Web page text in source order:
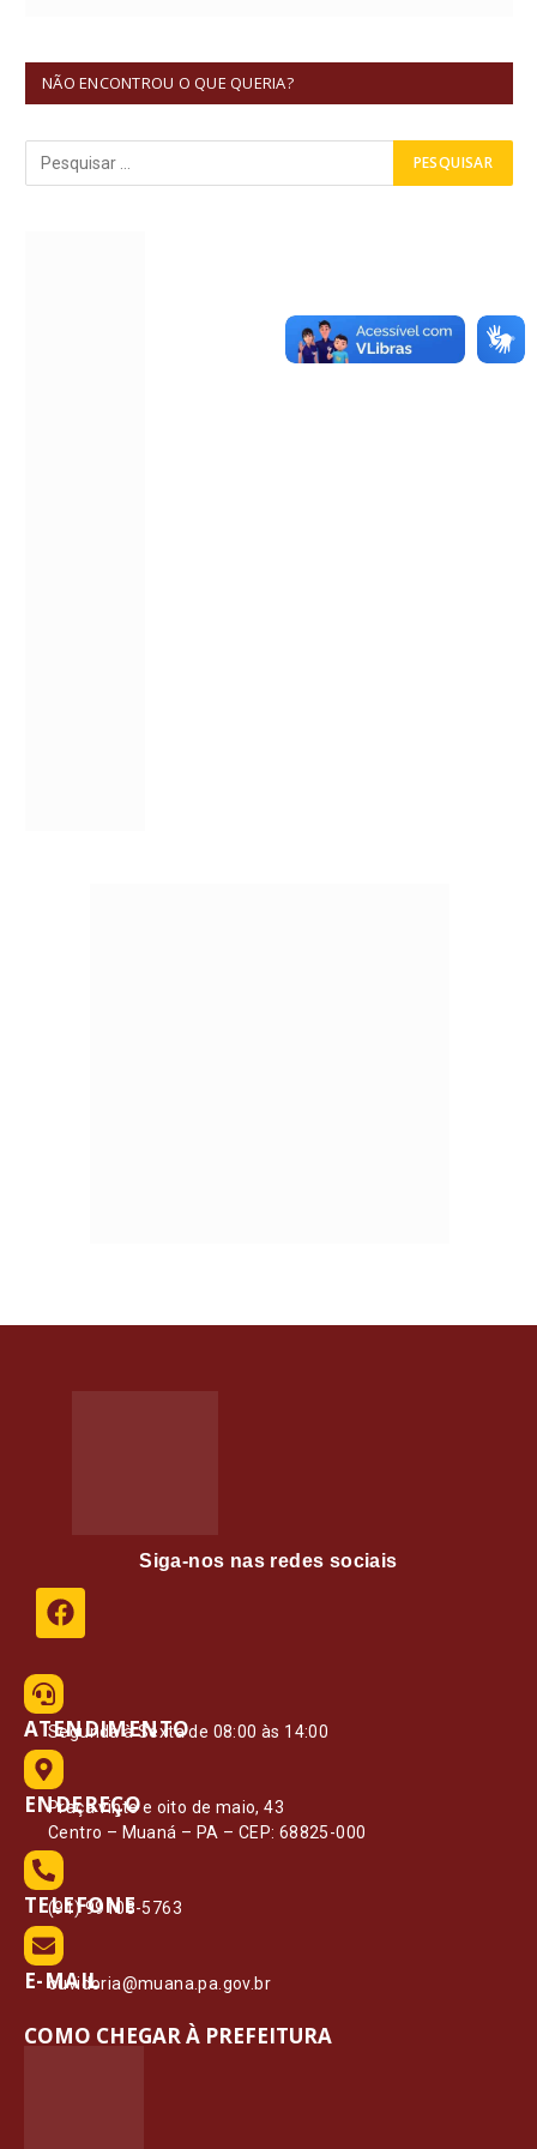
NÃO ENCONTROU O QUE QUERIA?
Siga-nos nas redes sociais
ATENDIMENTO
Segunda à Sexta de 08:00 às 14:00
ENDEREÇO
Praça vinte e oito de maio, 43
Centro – Muaná – PA – CEP: 68825-000
TELEFONE
(91) 99108-5763
E-MAIL
ouvidoria@muana.pa.gov.br
COMO CHEGAR À PREFEITURA